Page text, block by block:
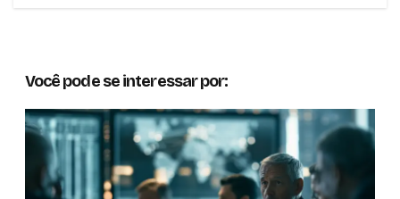
Você pode se interessar por: